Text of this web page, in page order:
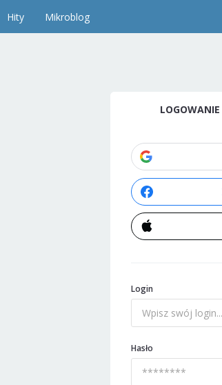
Hity Mikroblog
LOGOWANIE
Login
Hasło